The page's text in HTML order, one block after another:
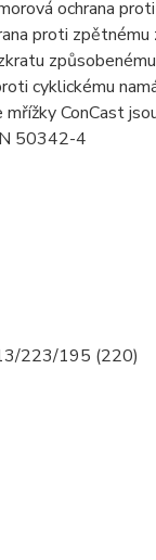
ochrana
proti
cyklickému
ConCast
50342-4
223/195 (220)